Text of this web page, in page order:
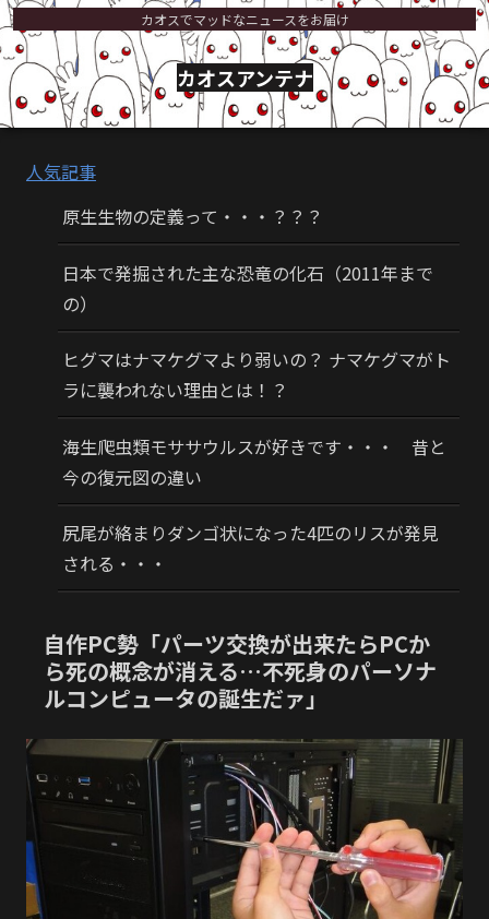
カオスでマッドなニュースをお届け
カオスアンテナ
人気記事
原生生物の定義って・・・？？？
日本で発掘された主な恐竜の化石（2011年まで
の）
ヒグマはナマケグマより弱いの？ ナマケグマがト
ラに襲われない理由とは！？
海生爬虫類モササウルスが好きです・・・ 昔と
今の復元図の違い
尻尾が絡まりダンゴ状になった4匹のリスが発見
される・・・
自作PC勢「パーツ交換が出来たらPCか
ら死の概念が消える…不死身のパーソナ
ルコンピュータの誕生だァ」